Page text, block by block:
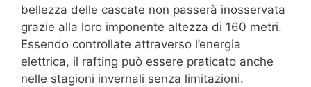
bellezza delle cascate non passerà inosservata
grazie alla loro imponente altezza di 160 metri.
Essendo controllate attraverso l’energia
elettrica, il rafting può essere praticato anche
nelle stagioni invernali senza limitazioni.